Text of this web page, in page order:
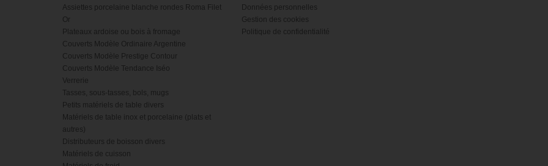
Assiettes porcelaine blanche rondes Roma Filet
Or
Plateaux ardoise ou bois à fromage
Couverts Modèle Ordinaire Argentine
Couverts Modèle Prestige Contour
Couverts Modèle Tendance Iséo
Verrerie
Tasses, sous-tasses, bols, mugs
Petits matériels de table divers
Matériels de table inox et porcelaine (plats et
autres)
Distributeurs de boisson divers
Matériels de cuisson
Données personnelles
Gestion des cookies
Politique de confidentialité